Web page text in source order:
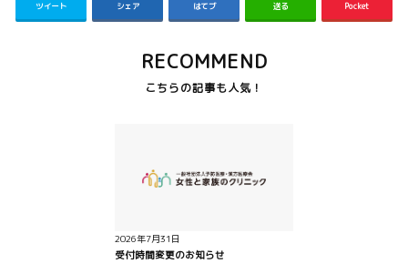
ツイート シェア はてブ 送る Pocket
RECOMMEND
2026年7月31日
受付時間変更のお知らせ